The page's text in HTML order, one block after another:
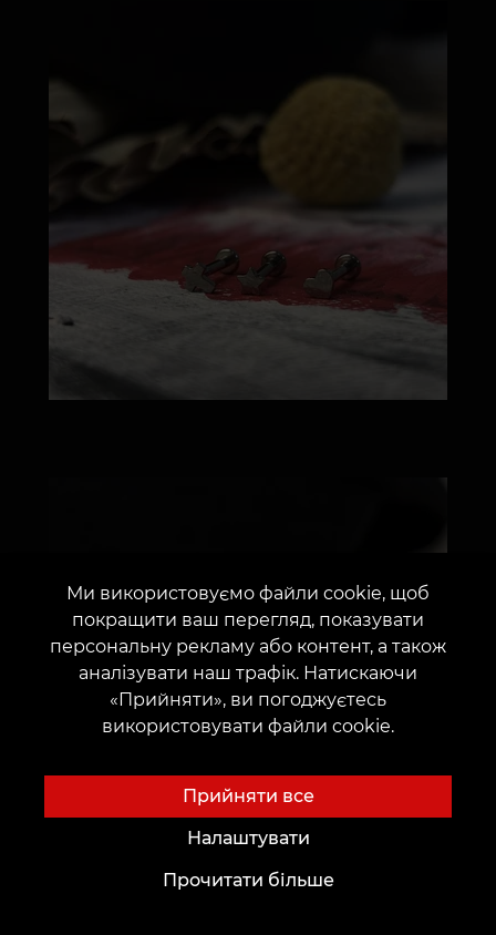
Ми використовуємо файли cookie, щоб
покращити ваш перегляд, показувати
персональну рекламу або контент, а також
аналізувати наш трафік. Натискаючи
«Прийняти», ви погоджуєтесь
використовувати файли cookie.
Прийняти все
Налаштувати
Прочитати більше